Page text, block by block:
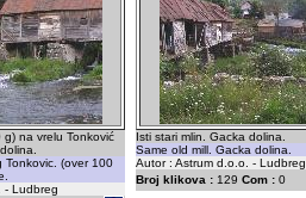
g) na vrelu Tonković
Tonkovic. (over 100
- Ludbreg
Isti stari mlin. Gacka dolina.
Same old mill. Gacka dolina.
Autor : Astrum d.o.o. - Ludbreg
Broj klikova : 129 Com : 0